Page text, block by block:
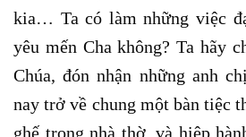
kia… Ta có làm những việc
yêu mến Cha không? Ta hãy
Chúa, đón nhận những anh
nay trở về chung một bàn tiệc
ghế trong nhà thờ, và hiệp